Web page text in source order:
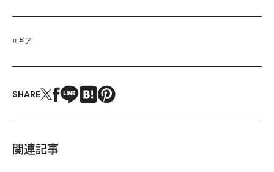
#ギア
SHARE
関連記事